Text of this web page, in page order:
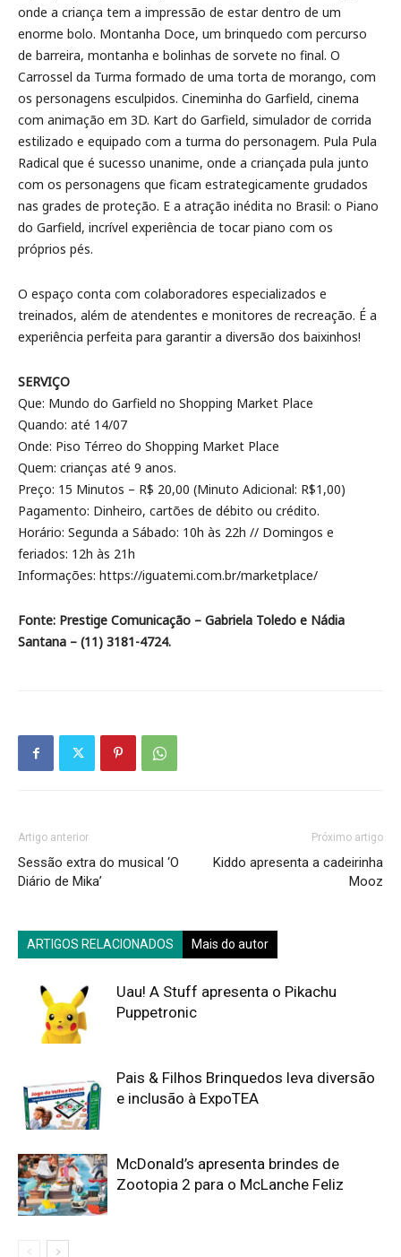
onde a criança tem a impressão de estar dentro de um
enorme bolo. Montanha Doce, um brinquedo com percurso
de barreira, montanha e bolinhas de sorvete no final. O
Carrossel da Turma formado de uma torta de morango, com
os personagens esculpidos. Cineminha do Garfield, cinema
com animação em 3D. Kart do Garfield, simulador de corrida
estilizado e equipado com a turma do personagem. Pula Pula
Radical que é sucesso unanime, onde a criançada pula junto
com os personagens que ficam estrategicamente grudados
nas grades de proteção. E a atração inédita no Brasil: o Piano
do Garfield, incrível experiência de tocar piano com os
próprios pés.
O espaço conta com colaboradores especializados e
treinados, além de atendentes e monitores de recreação. É a
experiência perfeita para garantir a diversão dos baixinhos!
SERVIÇO
Que: Mundo do Garfield no Shopping Market Place
Quando: até 14/07
Onde: Piso Térreo do Shopping Market Place
Quem: crianças até 9 anos.
Preço: 15 Minutos – R$ 20,00 (Minuto Adicional: R$1,00)
Pagamento: Dinheiro, cartões de débito ou crédito.
Horário: Segunda a Sábado: 10h às 22h // Domingos e
feriados: 12h às 21h
Informações: https://iguatemi.com.br/marketplace/
Fonte: Prestige Comunicação – Gabriela Toledo e Nádia
Santana – (11) 3181-4724.
Artigo anterior
Sessão extra do musical ‘O
Diário de Mika’
Próximo artigo
Kiddo apresenta a cadeirinha
Mooz
ARTIGOS RELACIONADOS Mais do autor
Uau! A Stuff apresenta o Pikachu
Puppetronic
Pais & Filhos Brinquedos leva diversão
e inclusão à ExpoTEA
McDonald’s apresenta brindes de
Zootopia 2 para o McLanche Feliz